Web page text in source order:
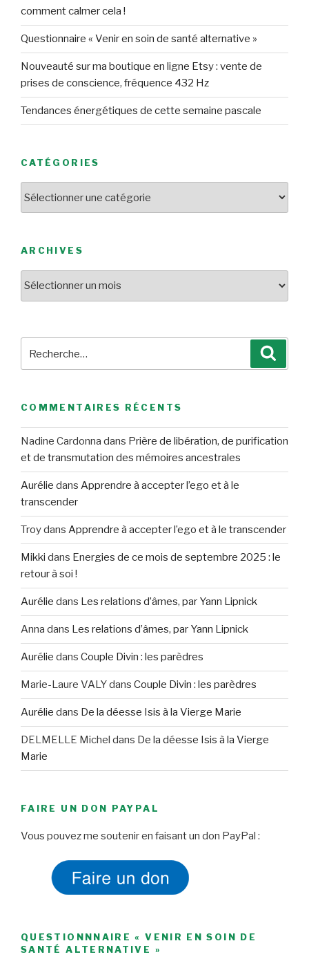
comment calmer cela !
Questionnaire « Venir en soin de santé alternative »
Nouveauté sur ma boutique en ligne Etsy : vente de
prises de conscience, fréquence 432 Hz
Tendances énergétiques de cette semaine pascale
CATÉGORIES
ARCHIVES
pour
COMMENTAIRES RÉCENTS
Nadine Cardonna dans Prière de libération, de purification
et de transmutation des mémoires ancestrales
Aurélie dans Apprendre à accepter l’ego et à le
transcender
Troydans Apprendre à accepter l’ego et à le transcender
Mikki dans Energies de ce mois de septembre 2025 : le
retour à soi !
Aurélie dans Les relations d’âmes, par Yann Lipnick
Anna dans Les relations d’âmes, par Yann Lipnick
Aurélie dans Couple Divin : les parèdres
Marie-Laure VALYdans Couple Divin : les parèdres
Aurélie dans De la déesse Isis à la Vierge Marie
DELMELLE Michel dans De la déesse Isis à la Vierge
Marie
FAIRE UN DON PAYPAL
Vous pouvez me soutenir en faisant un don PayPal :
QUESTIONNNAIRE « VENIR EN SOIN DE
SANTÉ ALTERNATIVE »